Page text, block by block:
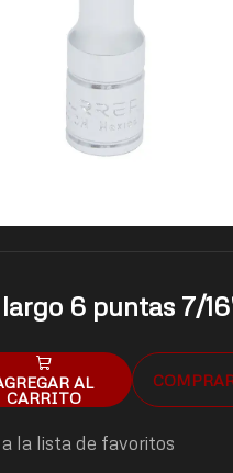
6 puntas 7/
AL
CARRITO
la lista de favoritos